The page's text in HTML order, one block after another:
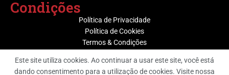
Condições
Política de Privacidade
Política de Cookies
Termos & Condições
Este site utiliza cookies. Ao continuar a usar este site, você está
dando consentimento para a utilização de cookies. Visite nossa